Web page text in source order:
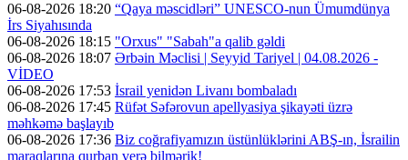
06-08-2026 18:20 “Qaya məscidləri” UNESCO-nun Ümumdünya
İrs Siyahısında
06-08-2026 18:15 "Orxus" "Sabah"a qalib gəldi
06-08-2026 18:07 Ərbəin Məclisi | Seyyid Tariyel | 04.08.2026 -
VİDEO
06-08-2026 17:53 İsrail yenidən Livanı bombaladı
06-08-2026 17:45 Rüfət Səfərovun apellyasiya şikayəti üzrə
məhkəmə başlayıb
06-08-2026 17:36 Biz coğrafiyamızın üstünlüklərini ABŞ-ın, İsrailin
maraqlarına qurban verə bilmərik!